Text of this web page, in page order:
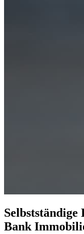
Bank